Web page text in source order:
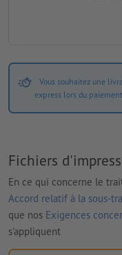
Vous souhaitez une
express lors du paiement.
Fichiers
En ce qui concerne le
Accord relatif à la sous-
que nos Exigences
s'appliquent